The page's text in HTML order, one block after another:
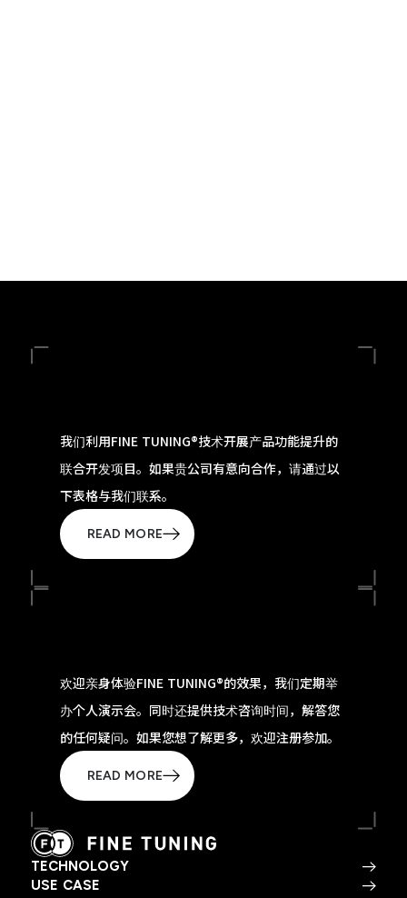
我们利用FINE TUNING®技术开展产品功能提升的
联合开发项目。如果贵公司有意向合作，请通过以
下表格与我们联系。
READ MORE
欢迎亲身体验FINE TUNING®的效果，我们定期举
办个人演示会。同时还提供技术咨询时间，解答您
的任何疑问。如果您想了解更多，欢迎注册参加。
READ MORE
TECHNOLOGY
USE CASE